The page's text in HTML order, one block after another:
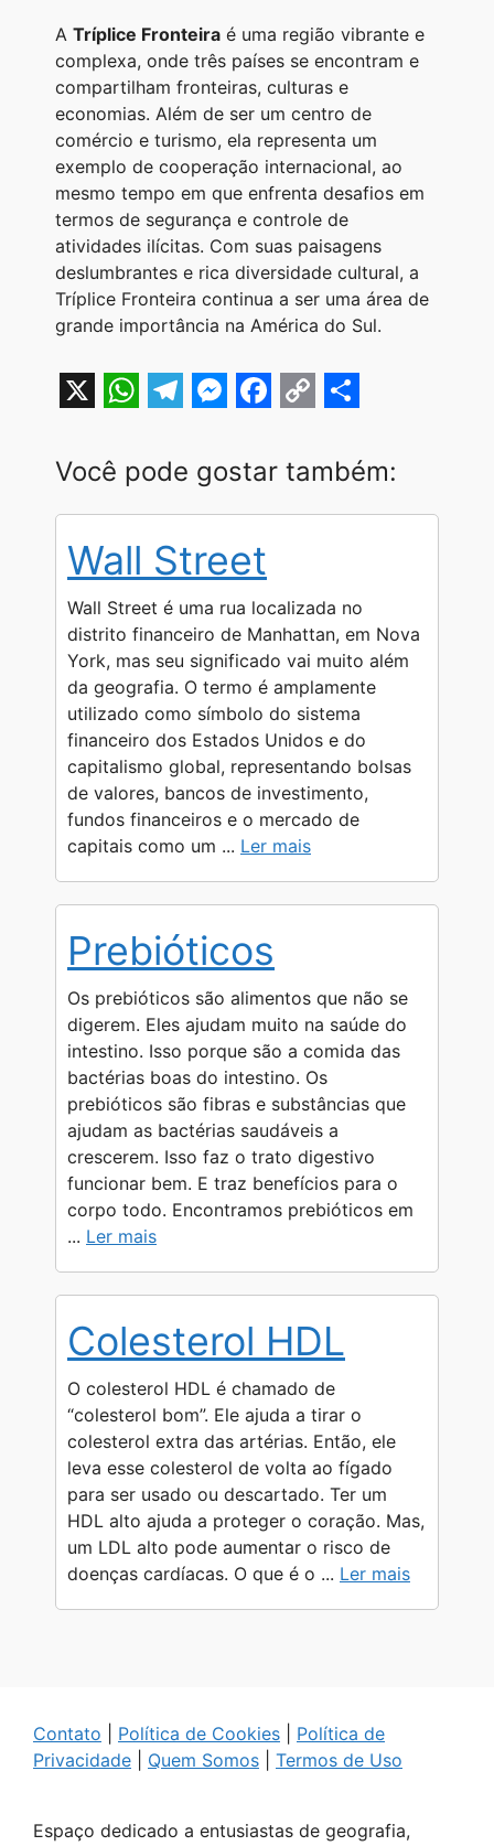
A Tríplice Fronteira é uma região vibrante e
complexa, onde três países se encontram e
compartilham fronteiras, culturas e
economias. Além de ser um centro de
comércio e turismo, ela representa um
exemplo de cooperação internacional, ao
mesmo tempo em que enfrenta desafios em
termos de segurança e controle de
atividades ilícitas. Com suas paisagens
deslumbrantes e rica diversidade cultural, a
Tríplice Fronteira continua a ser uma área de
grande importância na América do Sul.
h
a
s
A
p
p
e
l
g
r
a
m
e
s
e
n
g
e
r
a
c
b
o
o
k
o
p
i
n
k
h
a
Você pode gostar também:
Wall Street
Wall Street é uma rua localizada no
distrito financeiro de Manhattan, em Nova
York, mas seu significado vai muito além
da geografia. O termo é amplamente
utilizado como símbolo do sistema
financeiro dos Estados Unidos e do
capitalismo global, representando bolsas
de valores, bancos de investimento,
fundos financeiros e o mercado de
capitais como um ... Ler mais
Prebióticos
Os prebióticos são alimentos que não se
digerem. Eles ajudam muito na saúde do
intestino. Isso porque são a comida das
bactérias boas do intestino. Os
prebióticos são fibras e substâncias que
ajudam as bactérias saudáveis a
crescerem. Isso faz o trato digestivo
funcionar bem. E traz benefícios para o
corpo todo. Encontramos prebióticos em
... Ler mais
Colesterol HDL
O colesterol HDL é chamado de
“colesterol bom”. Ele ajuda a tirar o
colesterol extra das artérias. Então, ele
leva esse colesterol de volta ao fígado
para ser usado ou descartado. Ter um
HDL alto ajuda a proteger o coração. Mas,
um LDL alto pode aumentar o risco de
doenças cardíacas. O que é o ... Ler mais
Contato Política de Cookies
Política de
Privacidade
Quem Somos Termos de Uso
Espaço dedicado a entusiastas de geografia,